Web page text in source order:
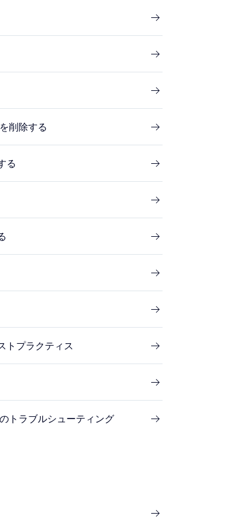
削除する
る
トプラクティス
トラブルシューティング